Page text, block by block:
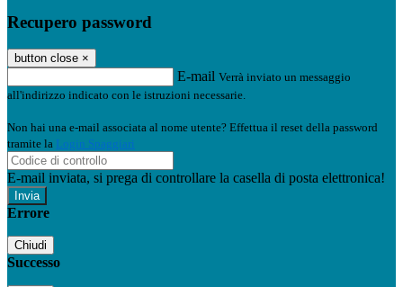
Recupero password
button close ×
E-mail Verrà inviato un messaggio
all'indirizzo indicato con le istruzioni necessarie.
Non hai una e-mail associata al nome utente? Effettua il reset della password
tramite la Login Spaggiari
E-mail inviata, si prega di controllare la casella di posta elettronica!
Errore
Chiudi
Successo